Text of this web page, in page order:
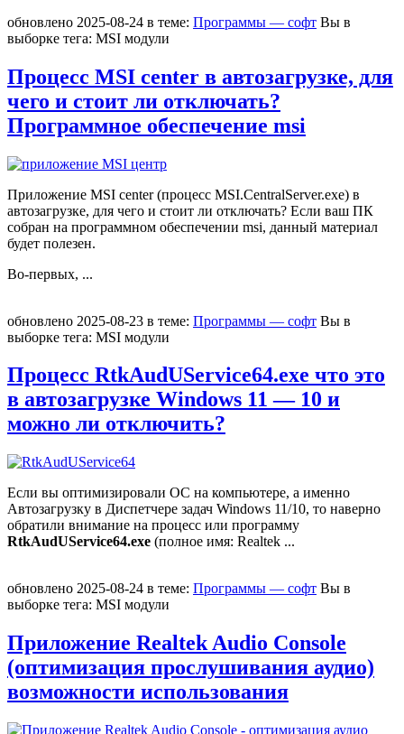
обновлено 2025-08-24 в теме: Программы — софт Вы в
выборке тегa: MSI модули
Процесс MSI center в автозагрузке, для
чего и стоит ли отключать?
Программное обеспечение msi
Приложение MSI center (процесс MSI.CentralServer.exe) в
автозагрузке, для чего и стоит ли отключать? Если ваш ПК
собран на программном обеспечении msi, данный материал
будет полезен.
Во-первых, ...
обновлено 2025-08-23 в теме: Программы — софт Вы в
выборке тегa: MSI модули
Процесс RtkAudUService64.exe что это
в автозагрузке Windows 11 — 10 и
можно ли отключить?
Если вы оптимизировали ОС на компьютере, а именно
Автозагрузку в Диспетчере задач Windows 11/10, то наверно
обратили внимание на процесс или программу
RtkAudUService64.exe (полное имя: Realtek ...
обновлено 2025-08-24 в теме: Программы — софт Вы в
выборке тегa: MSI модули
Приложение Realtek Audio Console
(оптимизация прослушивания аудио)
возможности использования